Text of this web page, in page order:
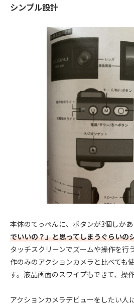
シンプル設計
本体のてっぺんに、ボタンが3個しかあ
でいいの？」と思ってしまうぐらいの
タッチスクリーンでズームや操作を行
作のみのアクションカメラと比べても
す。液晶画面のスワイプもできて、操
アクションカメラデビューをしたい人